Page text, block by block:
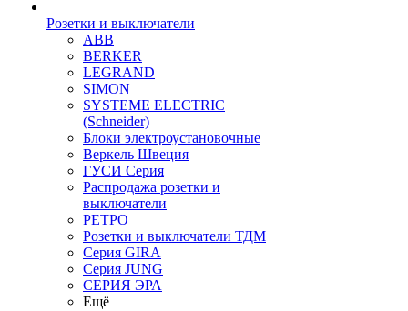
Розетки и выключатели
ABB
BERKER
LEGRAND
SIMON
SYSTEME ELECTRIC
(Schneider)
Блоки электроустановочные
Веркель Швеция
ГУСИ Серия
Распродажа розетки и
выключатели
РЕТРО
Розетки и выключатели ТДМ
Серия GIRA
Серия JUNG
СЕРИЯ ЭРА
Ещё